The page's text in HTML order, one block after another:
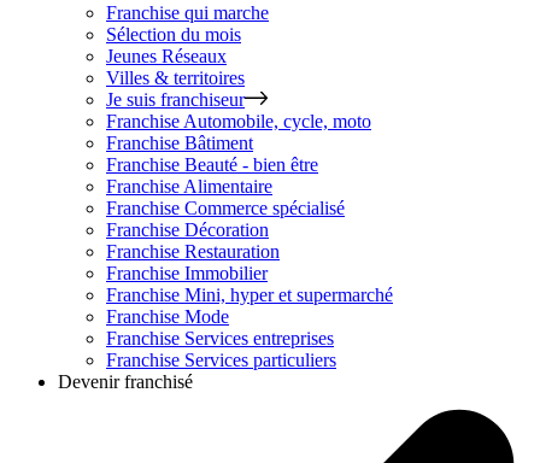
Franchise qui marche
Sélection du mois
Jeunes Réseaux
Villes & territoires
Je suis franchiseur
Franchise Automobile, cycle, moto
Franchise Bâtiment
Franchise Beauté - bien être
Franchise Alimentaire
Franchise Commerce spécialisé
Franchise Décoration
Franchise Restauration
Franchise Immobilier
Franchise Mini, hyper et supermarché
Franchise Mode
Franchise Services entreprises
Franchise Services particuliers
Devenir franchisé